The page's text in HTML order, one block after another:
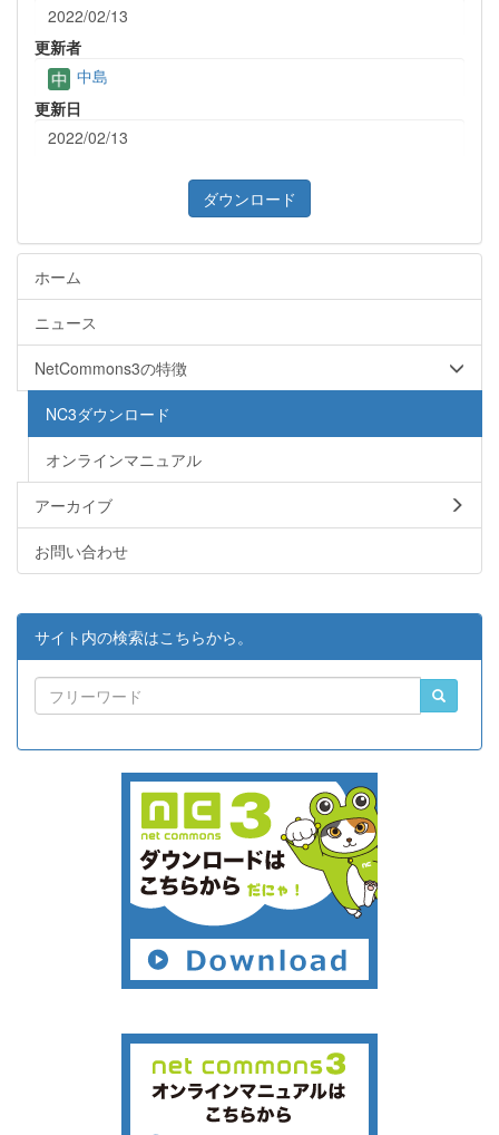
2022/02/13
更新者
中島
更新日
2022/02/13
ダウンロード
ホーム
ニュース
NetCommons3の特徴
NC3ダウンロード
オンラインマニュアル
アーカイブ
お問い合わせ
サイト内の検索はこちらから。